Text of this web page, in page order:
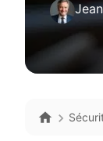
Jean